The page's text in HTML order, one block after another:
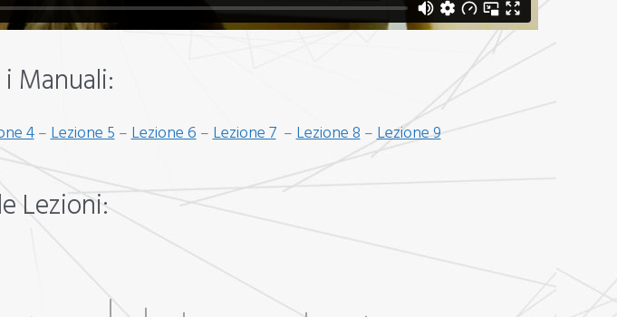
Manuali:
4–Lezione 5–Lezione 6–Lezione 7–Lezione 8–Lezione 9
Lezioni: